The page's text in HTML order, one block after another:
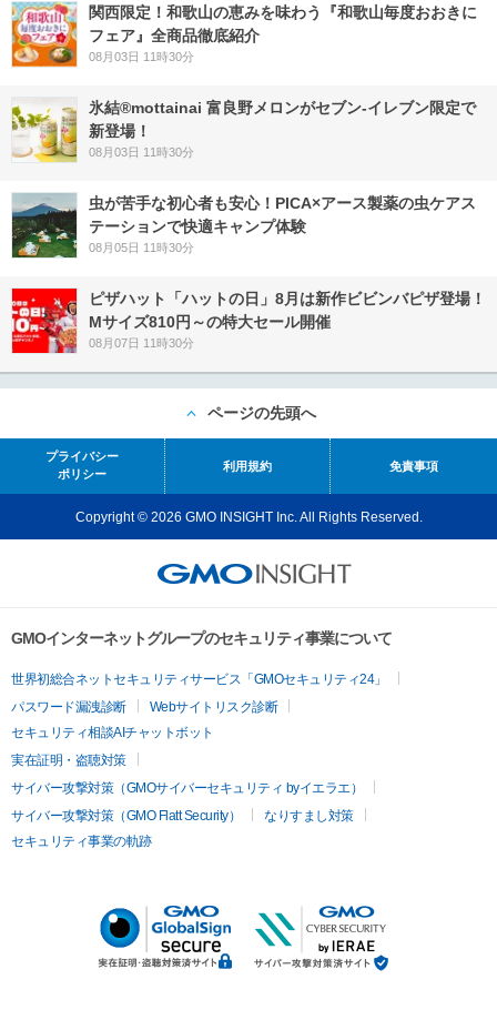
関西限定！和歌山の恵みを味わう『和歌山毎度おおきに
フェア』全商品徹底紹介
08月03日 11時30分
氷結®mottainai 富良野メロンがセブン‐イレブン限定で
新登場！
08月03日 11時30分
虫が苦手な初心者も安心！PICA×アース製薬の虫ケアス
テーションで快適キャンプ体験
08月05日 11時30分
ピザハット「ハットの日」8月は新作ビビンバピザ登場！
Mサイズ810円～の特大セール開催
08月07日 11時30分
ページの先頭へ
プライバシー
ポリシー
利用規約 免責事項
Copyright © 2026 GMO INSIGHT Inc. All Rights Reserved.
GMOインターネットグループのセキュリティ事業について
世界初総合ネットセキュリティサービス「GMOセキュリティ24」
パスワード漏洩診断
Webサイトリスク診断
セキュリティ相談AIチャットボット
実在証明・盗聴対策
サイバー攻撃対策（GMOサイバーセキュリティ byイエラエ）
サイバー攻撃対策（GMO Flatt Security）
なりすまし対策
セキュリティ事業の軌跡